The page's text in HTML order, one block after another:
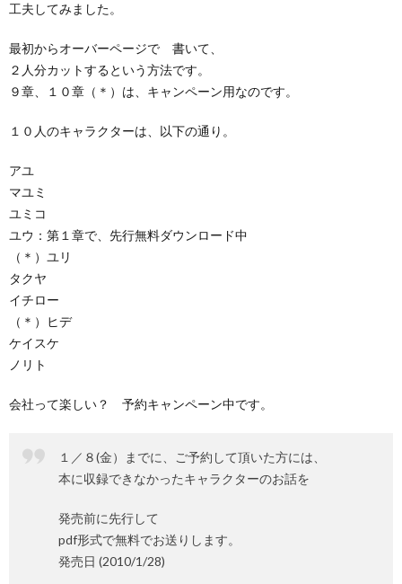
工夫してみました。
最初からオーバーページで 書いて、
２人分カットするという方法です。
９章、１０章（＊）は、キャンペーン用なのです。
１０人のキャラクターは、以下の通り。
アユ
マユミ
ユミコ
ユウ：第１章で、先行無料ダウンロード中
（＊）ユリ
タクヤ
イチロー
（＊）ヒデ
ケイスケ
ノリト
会社って楽しい？ 予約キャンペーン中です。
１／８(金）までに、ご予約して頂いた方には、
本に収録できなかったキャラクターのお話を
発売前に先行して
pdf形式で無料でお送りします。
発売日 (2010/1/28)